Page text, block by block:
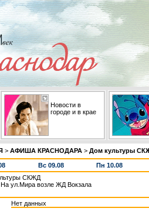
Новости в
городе и в крае
> АФИША КРАСНОДАРА > Дом культуры
Вс 09.08
Пн 10.08
СКЖД
ул.Мира возле ЖД Вокзала
Нет данных